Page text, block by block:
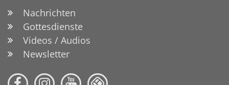
Nachrichten
Gottesdienste
Videos / Audios
Newsletter